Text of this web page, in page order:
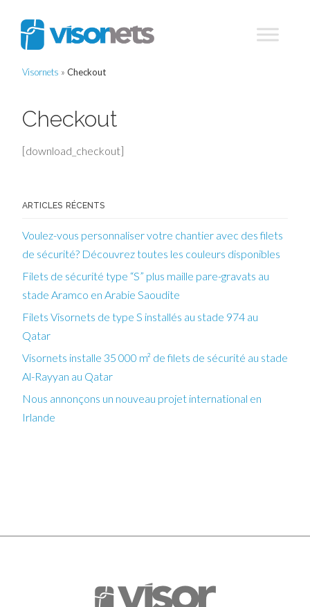
Visornets » Checkout
Checkout
[download_checkout]
ARTICLES RÉCENTS
Voulez-vous personnaliser votre chantier avec des filets
de sécurité? Découvrez toutes les couleurs disponibles
Filets de sécurité type “S” plus maille pare-gravats au
stade Aramco en Arabie Saoudite
Filets Visornets de type S installés au stade 974 au
Qatar
Visornets installe 35 000 m² de filets de sécurité au stade
Al-Rayyan au Qatar
Nous annonçons un nouveau projet international en
Irlande